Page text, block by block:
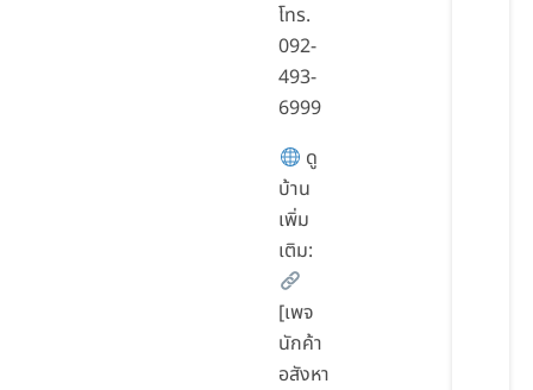
โทร.
092-
493-
6999
ดู
บ้าน
เพิ่ม
เติม:
[เพจ
นักค้า
อสังหา